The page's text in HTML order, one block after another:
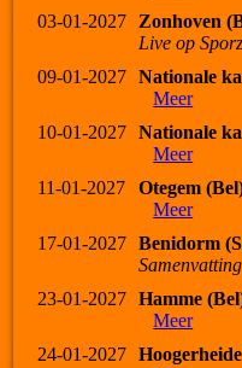
03-01-2027
Zonhoven
Live op
09-01-2027
Nationale
Meer
10-01-2027
Nationale
Meer
11-01-2027
Otegem
Meer
17-01-2027
Benidorm
23-01-2027
Hamme
Meer
24-01-2027